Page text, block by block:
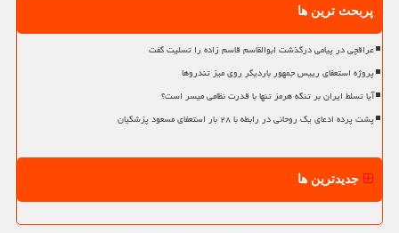
پربحث ترین ها
عراقچی در پیامی درگذشت ابوالقاسم قاسم زاده را تسلیت گفت
پروژه استعفای رییس جمهور باردیگر روی میز تندروها
آیا تسلط ایران بر تنگه هرمز تنها با قدرت نظامی میسر است؟
پشت پرده ادعای یک روحانی در رابطه با ۲۸ بار استعفای مسعود پزشکیان
جدیدترین ها